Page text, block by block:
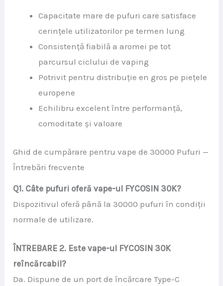
Capacitate mare de pufuri care satisface
cerințele utilizatorilor pe termen lung
Consistență fiabilă a aromei pe tot
parcursul ciclului de vaping
Potrivit pentru distribuție en gros pe piețele
europene
Echilibru excelent între performanță,
comoditate și valoare
Ghid de cumpărare pentru vape de 30000 Pufuri —
Întrebări frecvente
Q1. Câte pufuri oferă vape-ul FYCOSIN 30K?
Dispozitivul oferă până la 30000 pufuri în condiții
normale de utilizare.
ÎNTREBARE 2. Este vape-ul FYCOSIN 30K
reîncărcabil?
Da. Dispune de un port de încărcare Type-C